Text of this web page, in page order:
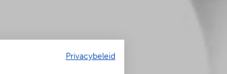
Privacybeleid